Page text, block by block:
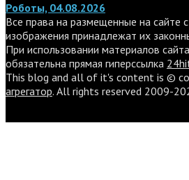
Роботы, 04.08.2026
Все права на размещенные на сайте
изображения принадлежат их
При использовании материалов
обязательна прямая гиперссылка
This blog and all of it's content is ©
агрегатор. All rights reserved 2009-